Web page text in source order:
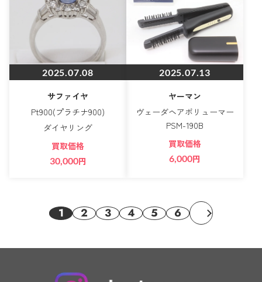
2025.07.08
サファイヤ
Pt900(プラチナ900)
ダイヤリング
買取価格
30,000円
2025.07.13
ヤーマン
ヴェーダヘアボリューマー
PSM-190B
買取価格
6,000円
1 2 3 4 5 6